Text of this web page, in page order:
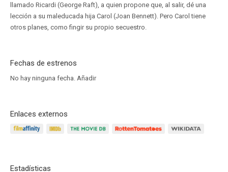
llamado Ricardi (George Raft), a quien propone que, al salir, dé una
lección a su maleducada hija Carol (Joan Bennett). Pero Carol tiene
otros planes, como fingir su propio secuestro.
Fechas de estrenos
No hay ninguna fecha. Añadir
Enlaces externos
Estadísticas